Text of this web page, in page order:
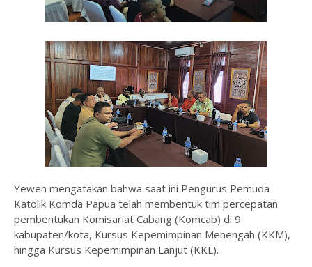
Yewen mengatakan bahwa saat ini Pengurus Pemuda
Katolik Komda Papua telah membentuk tim percepatan
pembentukan Komisariat Cabang (Komcab) di 9
kabupaten/kota, Kursus Kepemimpinan Menengah (KKM),
hingga Kursus Kepemimpinan Lanjut (KKL).